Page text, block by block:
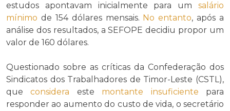
estudos apontavam inicialmente para um salário
mínimo de 154 dólares mensais. No entanto, após a
análise dos resultados, a SEFOPE decidiu propor um
valor de 160 dólares.
Questionado sobre as críticas da Confederação dos
Sindicatos dos Trabalhadores de Timor-Leste (CSTL),
queconsidera este montante insuficiente para
responder ao aumento do custo de vida, o secretário